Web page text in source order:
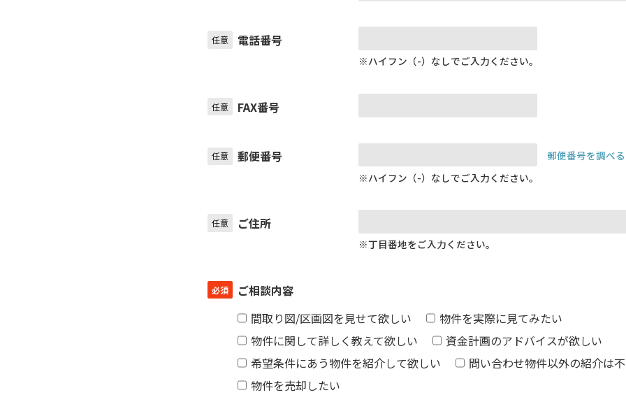
任意 電話番号
※ハイフン（-）なしでご入力ください。
任意 FAX番号
任意 郵便番号
郵便番号を調べる
※ハイフン（-）なしでご入力ください。
任意 ご住所
※丁目番地をご入力ください。
必須
ご相談内容
間取り図/区画図を見せて欲しい
物件を実際に見てみたい
物件に関して詳しく教えて欲しい
資金計画のアドバイスが欲しい
希望条件にあう物件を紹介して欲しい
問い合わせ物件以外の紹介は
物件を売却したい